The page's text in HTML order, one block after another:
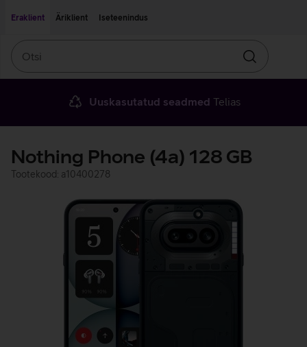
Eraklient
Äriklient Iseteenindus
Otsin
Uuskasutatud seadmed Telias
Nothing Phone (4a) 128 GB
Tootekood: a10400278